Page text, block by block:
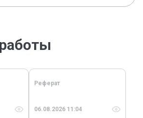
Реферат
06.08.2026 11:04